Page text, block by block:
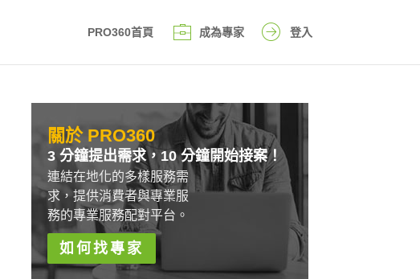
PRO360首頁 成為專家 登入
關於 PRO360
3 分鐘提出需求，10 分鐘開始接案！
連結在地化的多樣服務需
求，提供消費者與專業服
務的專業服務配對平台。
如何找專家